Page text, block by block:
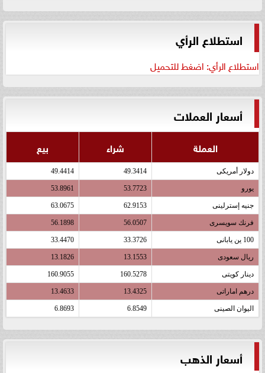
استطلاع الرأي
استطلاع الرأي: اضغط للتحميل
أسعار العملات
العملة شراء بيع
دولار أمريكى 49.3414
49.4414
يورو 53.7723
53.8961
جنيه إسترلينى 62.9153
63.0675
فرنك سويسرى 56.0507
56.1898
100 ين يابانى 33.3726
33.4470
ريال سعودى 13.1553
13.1826
دينار كويتى 160.5278
160.9055
درهم اماراتى 13.4325
13.4633
اليوان الصينى 6.8549
6.8693
أسعار الذهب